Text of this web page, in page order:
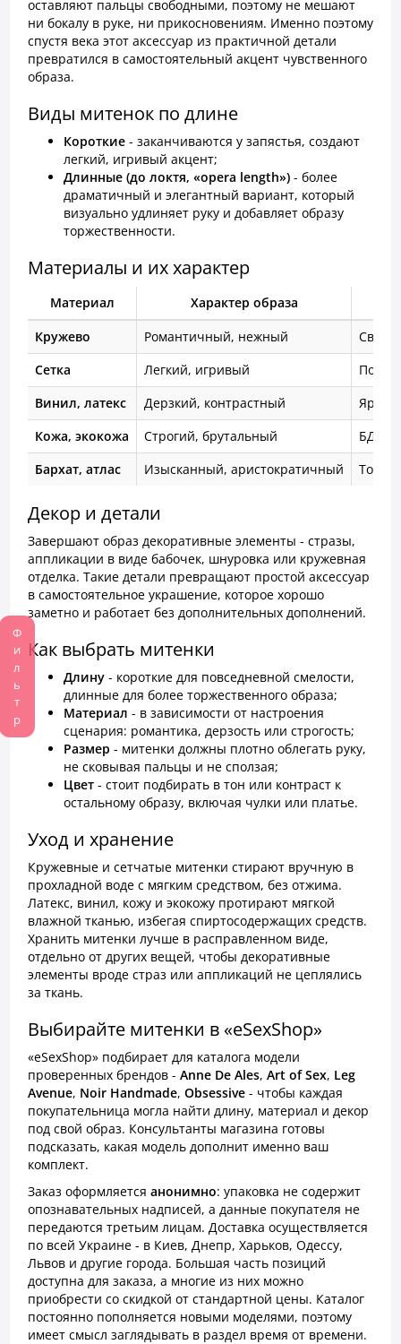
Фильтр
оставляют пальцы свободными, поэтому не мешают
ни бокалу в руке, ни прикосновениям. Именно поэтому
спустя века этот аксессуар из практичной детали
превратился в самостоятельный акцент чувственного
образа.
Виды митенок по длине
Короткие - заканчиваются у запястья, создают
легкий, игривый акцент;
Длинные (до локтя, «opera length») - более
драматичный и элегантный вариант, который
визуально удлиняет руку и добавляет образу
торжественности.
Материалы и их характер
Материал
Характер образа
Кружево
Романтичный, нежный
Сетка
Легкий, игривый
Винил, латекс
Дерзкий, контрастный
Кожа, экокожа
Строгий, брутальный
БДСМ-
Бархат, атлас
Изысканный, аристократичный
Декор и детали
Завершают образ декоративные элементы - стразы,
аппликации в виде бабочек, шнуровка или кружевная
отделка. Такие детали превращают простой аксессуар
в самостоятельное украшение, которое хорошо
заметно и работает без дополнительных дополнений.
Как выбрать митенки
Длину - короткие для повседневной смелости,
длинные для более торжественного образа;
Материал - в зависимости от настроения
сценария: романтика, дерзость или строгость;
Размер - митенки должны плотно облегать руку,
не сковывая пальцы и не сползая;
Цвет - стоит подбирать в тон или контраст к
остальному образу, включая чулки или платье.
Уход и хранение
Кружевные и сетчатые митенки стирают вручную в
прохладной воде с мягким средством, без отжима.
Латекс, винил, кожу и экокожу протирают мягкой
влажной тканью, избегая спиртосодержащих средств.
Хранить митенки лучше в расправленном виде,
отдельно от других вещей, чтобы декоративные
элементы вроде страз или аппликаций не цеплялись
за ткань.
Выбирайте митенки в «eSexShop»
«eSexShop» подбирает для каталога модели
проверенных брендов - Anne De Ales, Art of Sex, Leg
Avenue, Noir Handmade, Obsessive - чтобы каждая
покупательница могла найти длину, материал и декор
под свой образ. Консультанты магазина готовы
подсказать, какая модель дополнит именно ваш
комплект.
Заказ оформляется анонимно: упаковка не содержит
опознавательных надписей, а данные покупателя не
передаются третьим лицам. Доставка осуществляется
по всей Украине - в Киев, Днепр, Харьков, Одессу,
Львов и другие города. Большая часть позиций
доступна для заказа, а многие из них можно
приобрести со скидкой от стандартной цены. Каталог
постоянно пополняется новыми моделями, поэтому
имеет смысл заглядывать в раздел время от времени.